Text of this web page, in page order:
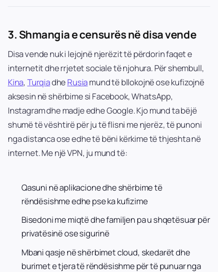
3. Shmangia e censurës në disa vende
Disa vende nuk i lejojnë njerëzit të përdorin faqet e
internetit dhe rrjetet sociale të njohura. Për shembull,
Kina, TurqiadheRusiamund të bllokojnë ose kufizojnë
aksesin në shërbime si Facebook, WhatsApp,
Instagram dhe madje edhe Google. Kjo mund ta bëjë
shumë të vështirë për ju të flisni me njerëz, të punoni
nga distanca ose edhe të bëni kërkime të thjeshta në
internet. Me një VPN, ju mund të:
Qasuni në aplikacione dhe shërbime të
rëndësishme edhe pse ka kufizime
Bisedoni me miqtë dhe familjen pa u shqetësuar për
privatësinë ose sigurinë
Mbani qasje në shërbimet cloud, skedarët dhe
burimet e tjera të rëndësishme për të punuar nga